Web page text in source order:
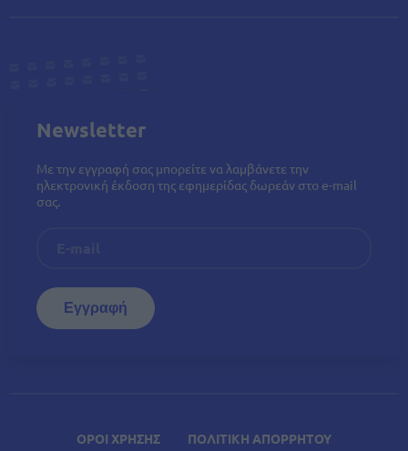
ΟΡΟΙ ΧΡΗΣΗΣ ΠΟΛΙΤΙΚΗ ΑΠΟΡΡΗΤΟΥ
Newsletter
Με την εγγραφή σας μπορείτε να λαμβάνετε την
ηλεκτρονική έκδοση της εφημερίδας δωρεάν στο e-mail
σας.